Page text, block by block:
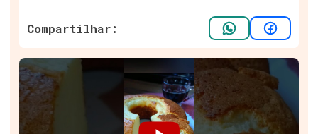
Compartilhar: